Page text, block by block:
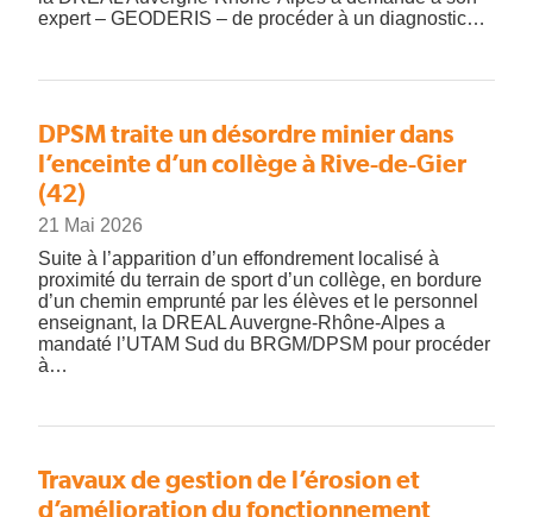
expert – GEODERIS – de procéder à un diagnostic…
DPSM traite un désordre minier dans
l’enceinte d’un collège à Rive-de-Gier
(42)
21 Mai 2026
Suite à l’apparition d’un effondrement localisé à
proximité du terrain de sport d’un collège, en bordure
d’un chemin emprunté par les élèves et le personnel
enseignant, la DREAL Auvergne-Rhône-Alpes a
mandaté l’UTAM Sud du BRGM/DPSM pour procéder
à…
Travaux de gestion de l’érosion et
d’amélioration du fonctionnement